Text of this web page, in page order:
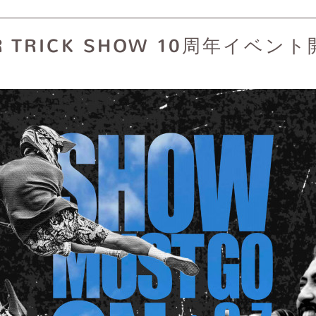
TRICK SHOW 10周年イベント